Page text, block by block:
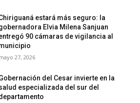
estará más seguro: la
Elvia Milena Sanjuan
90 cámaras de vigilancia al
27, 2026
del Cesar invierte en la
especializada del sur del